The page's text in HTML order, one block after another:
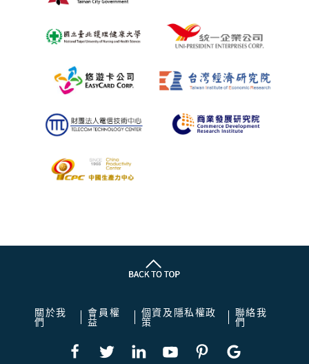
關於我
們
會員權
益
個資及隱私權政
策
聯絡我
們